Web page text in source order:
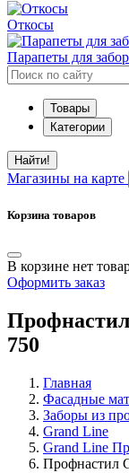
Откосы
Парапеты для
Товары
Категории
Найти!
Магазины на карте
Корзина товаров
В корзине нет
Оформить заказ
750
Главная
Фасадные
Заборы из
Grand Line
Grand Line
Профнастил